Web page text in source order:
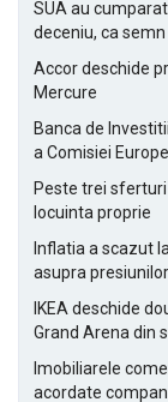
SUA au
deceniu, ca
Accor deschide
Mercure
Banca de
a Comisiei
Peste trei
locuinta proprie
Inflatia a scazut
asupra
IKEA deschide
Grand Arena din
Imobiliarele
acordate